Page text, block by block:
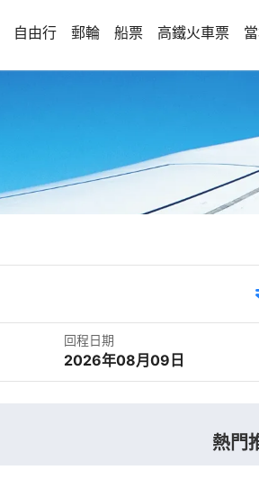
自由行 郵輪 船票 高鐵火車票
回程日期
2026年08月09日
熱門